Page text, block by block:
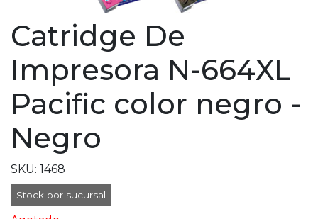
Catridge De
Impresora N-664XL
Pacific color negro -
Negro
SKU: 1468
Stock por sucursal